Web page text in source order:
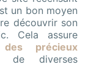
un bon moyen
découvrir son
Cela assure
des précieux
de diverses